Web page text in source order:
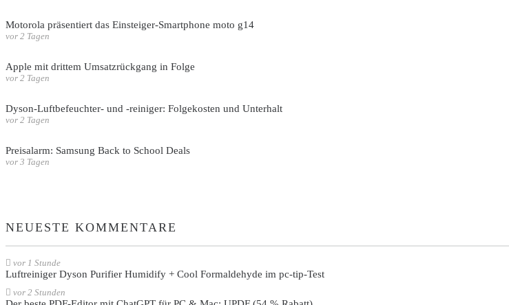
Motorola präsentiert das Einsteiger-Smartphone moto g14
vor 2 Tagen
Apple mit drittem Umsatzrückgang in Folge
vor 2 Tagen
Dyson-Luftbefeuchter- und -reiniger: Folgekosten und Unterhalt
vor 2 Tagen
Preisalarm: Samsung Back to School Deals
vor 3 Tagen
NEUESTE KOMMENTARE
vor 1 Stunde
Luftreiniger Dyson Purifier Humidify + Cool Formaldehyde im pc-tip-Test
vor 2 Stunden